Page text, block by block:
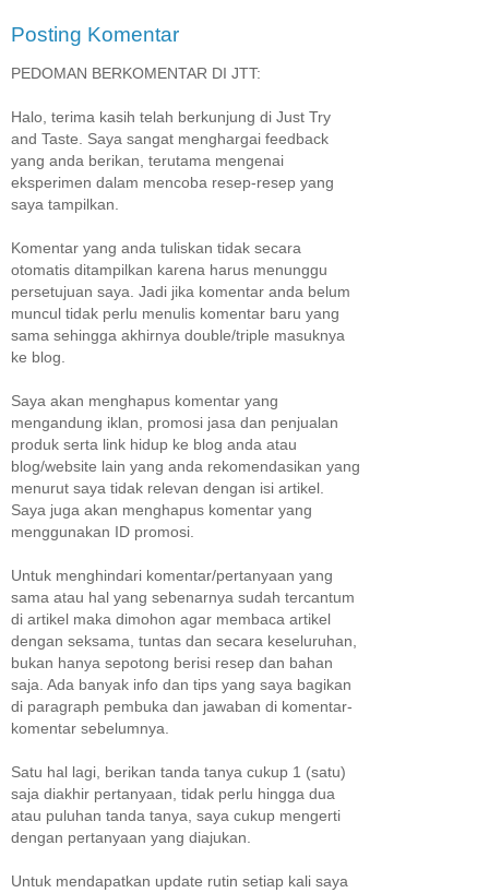
Posting Komentar
PEDOMAN BERKOMENTAR DI JTT:
Halo, terima kasih telah berkunjung di Just Try
and Taste. Saya sangat menghargai feedback
yang anda berikan, terutama mengenai
eksperimen dalam mencoba resep-resep yang
saya tampilkan.
Komentar yang anda tuliskan tidak secara
otomatis ditampilkan karena harus menunggu
persetujuan saya. Jadi jika komentar anda belum
muncul tidak perlu menulis komentar baru yang
sama sehingga akhirnya double/triple masuknya
ke blog.
Saya akan menghapus komentar yang
mengandung iklan, promosi jasa dan penjualan
produk serta link hidup ke blog anda atau
blog/website lain yang anda rekomendasikan yang
menurut saya tidak relevan dengan isi artikel.
Saya juga akan menghapus komentar yang
menggunakan ID promosi.
Untuk menghindari komentar/pertanyaan yang
sama atau hal yang sebenarnya sudah tercantum
di artikel maka dimohon agar membaca artikel
dengan seksama, tuntas dan secara keseluruhan,
bukan hanya sepotong berisi resep dan bahan
saja. Ada banyak info dan tips yang saya bagikan
di paragraph pembuka dan jawaban di komentar-
komentar sebelumnya.
Satu hal lagi, berikan tanda tanya cukup 1 (satu)
saja diakhir pertanyaan, tidak perlu hingga dua
atau puluhan tanda tanya, saya cukup mengerti
dengan pertanyaan yang diajukan.
Untuk mendapatkan update rutin setiap kali saya